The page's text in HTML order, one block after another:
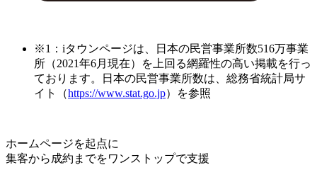
※1：iタウンページは、日本の民営事業所数516万事業
所（2021年6月現在）を上回る網羅性の高い掲載を行っ
ております。日本の民営事業所数は、総務省統計局サ
イト（https://www.stat.go.jp）を参照
ホームページを起点に
集客から成約までをワンストップで支援